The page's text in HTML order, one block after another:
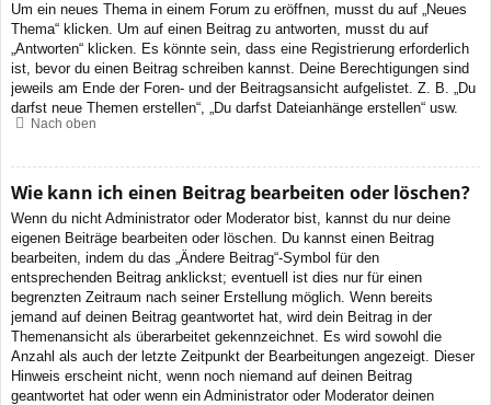
Um ein neues Thema in einem Forum zu eröffnen, musst du auf „Neues
Thema“ klicken. Um auf einen Beitrag zu antworten, musst du auf
„Antworten“ klicken. Es könnte sein, dass eine Registrierung erforderlich
ist, bevor du einen Beitrag schreiben kannst. Deine Berechtigungen sind
jeweils am Ende der Foren- und der Beitragsansicht aufgelistet. Z. B. „Du
darfst neue Themen erstellen“, „Du darfst Dateianhänge erstellen“ usw.
Nach oben
Wie kann ich einen Beitrag bearbeiten oder löschen?
Wenn du nicht Administrator oder Moderator bist, kannst du nur deine
eigenen Beiträge bearbeiten oder löschen. Du kannst einen Beitrag
bearbeiten, indem du das „Ändere Beitrag“-Symbol für den
entsprechenden Beitrag anklickst; eventuell ist dies nur für einen
begrenzten Zeitraum nach seiner Erstellung möglich. Wenn bereits
jemand auf deinen Beitrag geantwortet hat, wird dein Beitrag in der
Themenansicht als überarbeitet gekennzeichnet. Es wird sowohl die
Anzahl als auch der letzte Zeitpunkt der Bearbeitungen angezeigt. Dieser
Hinweis erscheint nicht, wenn noch niemand auf deinen Beitrag
geantwortet hat oder wenn ein Administrator oder Moderator deinen